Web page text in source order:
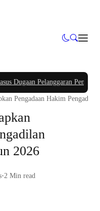
Pelanggaran Penggunaan
Pengadaan Hakim
2026
•2 Min read